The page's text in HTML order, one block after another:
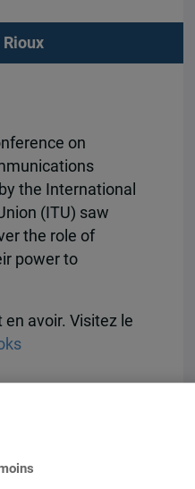
on
the International
(ITU) saw
the role of
power to
en avoir. Visitez le